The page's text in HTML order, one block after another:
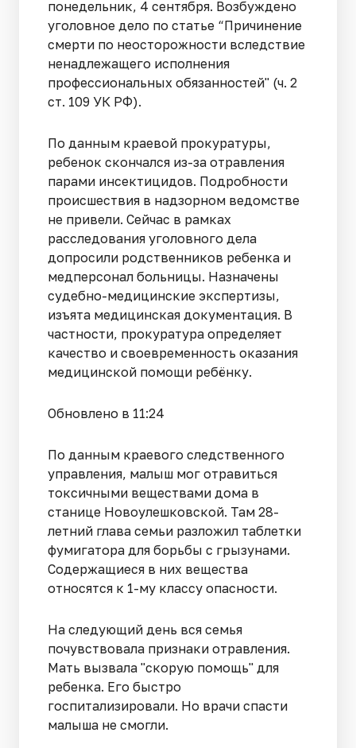
понедельник, 4 сентября. Возбуждено
уголовное дело по статье “Причинение
смерти по неосторожности вследствие
ненадлежащего исполнения
профессиональных обязанностей" (ч. 2
ст. 109 УК РФ).
По данным краевой прокуратуры,
ребенок скончался из-за отравления
парами инсектицидов. Подробности
происшествия в надзорном ведомстве
не привели. Сейчас в рамках
расследования уголовного дела
допросили родственников ребенка и
медперсонал больницы. Назначены
судебно-медицинские экспертизы,
изъята медицинская документация. В
частности, прокуратура определяет
качество и своевременность оказания
медицинской помощи ребёнку.
Обновлено в 11:24
По данным краевого следственного
управления, малыш мог отравиться
токсичными веществами дома в
станице Новоулешковской. Там 28-
летний глава семьи разложил таблетки
фумигатора для борьбы с грызунами.
Содержащиеся в них вещества
относятся к 1-му классу опасности.
На следующий день вся семья
почувствовала признаки отравления.
Мать вызвала "скорую помощь" для
ребенка. Его быстро
госпитализировали. Но врачи спасти
малыша не смогли.